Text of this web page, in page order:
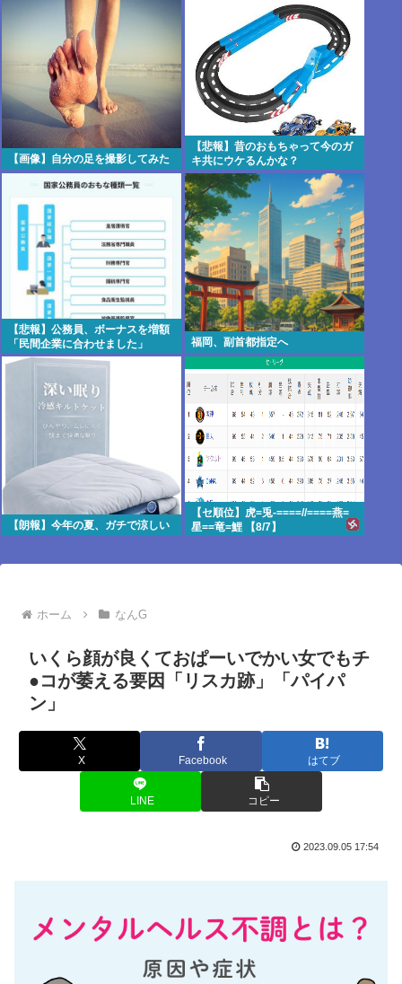
【画像】自分の足を撮影してみた
【悲報】昔のおもちゃって今のガ
キ共にウケるんかな？
【悲報】公務員、ボーナスを増額
「民間企業に合わせました」
福岡、副首都指定へ
【朗報】今年の夏、ガチで涼しい
【セ順位】虎=兎-====//====燕=
星==竜=鯉 【8/7】
ホーム なんG
いくら顔が良くておぱーいでかい女でもチ
●コが萎える要因「リスカ跡」「パイパ
ン」
X Facebook はてブ
LINE コピー
2023.09.05 17:54